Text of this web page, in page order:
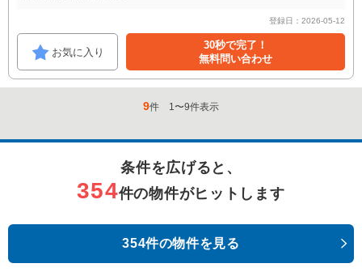
登録日：2026-05-12
お気に入り
30秒で完了！
無料問い合わせ
9件 1〜9件表示
条件を広げると、
354件の物件がヒットします
354件の物件を見る